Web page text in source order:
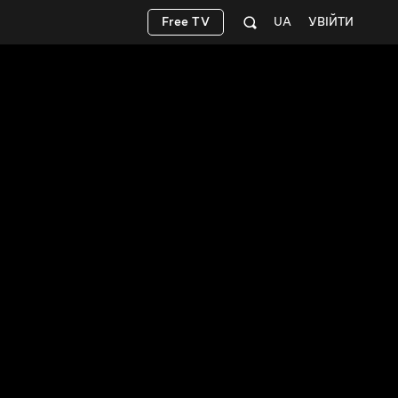
УВІЙТИ
UA
Free TV